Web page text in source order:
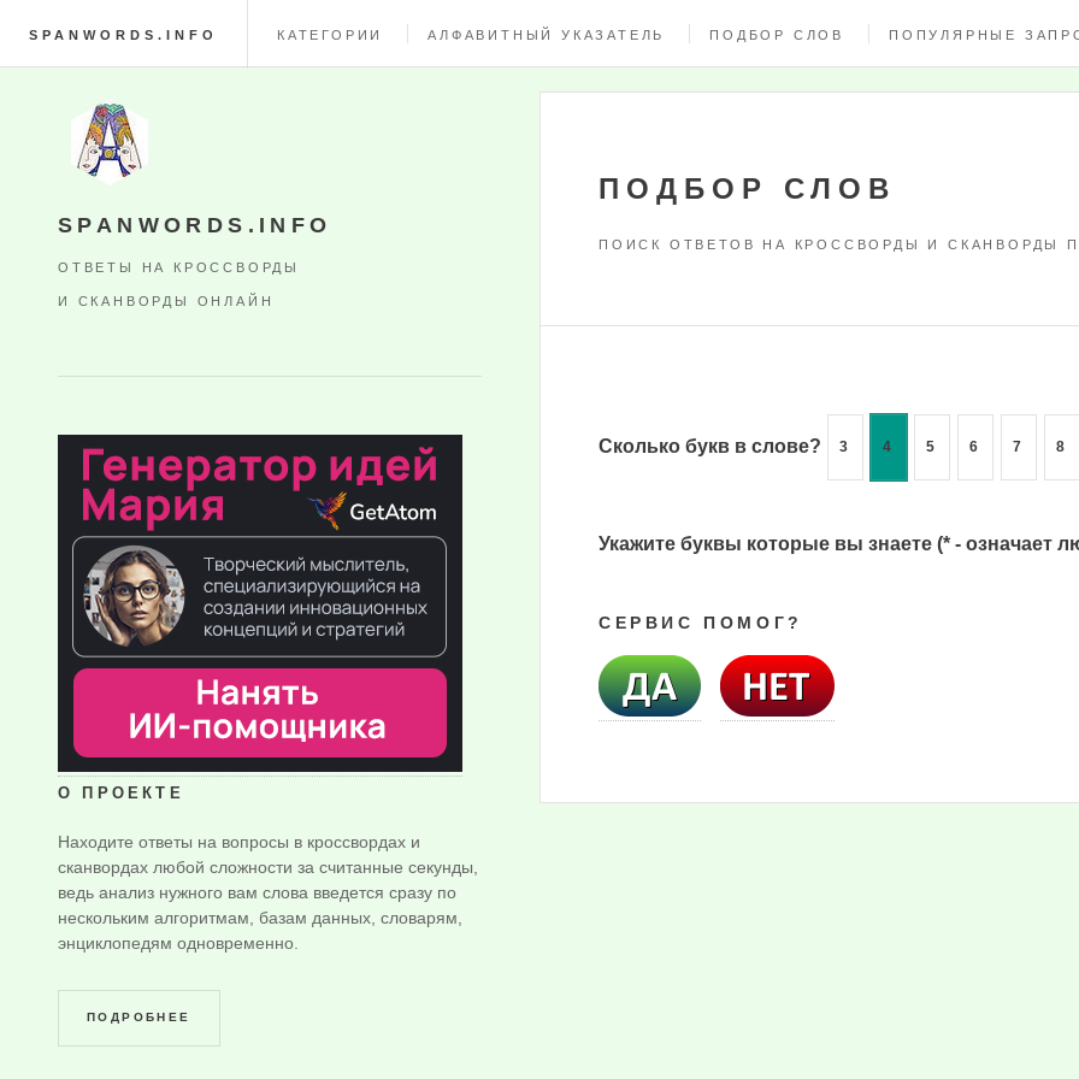
SPANWORDS.INFO КАТЕГОРИИ АЛФАВИТНЫЙ УКАЗАТЕЛЬ ПОДБОР СЛОВ ПОПУЛЯРНЫЕ
ПОДБОР СЛОВ
ПОИСК ОТВЕТОВ НА КРОССВОРДЫ И СКАНВОРДЫ
Сколько букв в слове? 3 4 5 6 7 8
Укажите буквы которые вы знаете (* - означает
СЕРВИС ПОМОГ?
SPANWORDS.INFO
ОТВЕТЫ НА КРОССВОРДЫ
И СКАНВОРДЫ ОНЛАЙН
О ПРОЕКТЕ
Находите ответы на вопросы в кроссвордах и
сканвордах любой сложности за считанные секунды,
ведь анализ нужного вам слова введется сразу по
нескольким алгоритмам, базам данных, словарям,
энциклопедям одновременно.
ПОДРОБНЕЕ